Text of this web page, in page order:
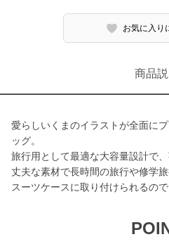
お気に入り
商品
愛らしいくまのイラストが全面に
ッグ。
旅行用として最適な大容量設計で
丈夫な素材で長時間の旅行や修学
スーツケースに取り付けられるの